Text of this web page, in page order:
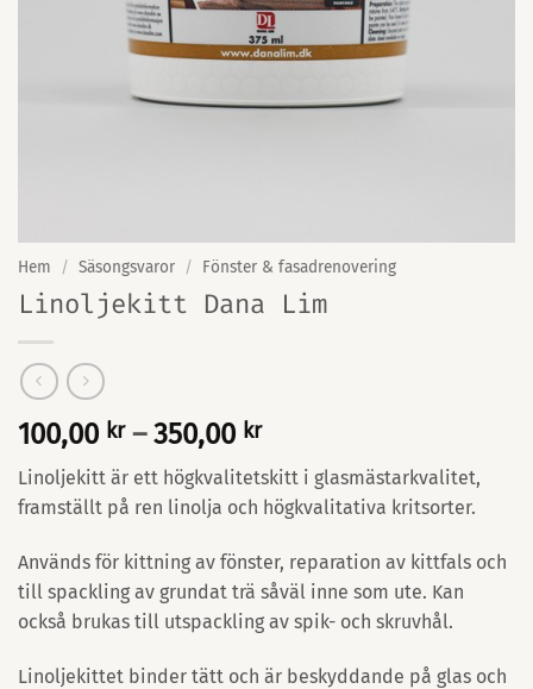
Hem / Säsongsvaror / Fönster & fasadrenovering
Linoljekitt Dana Lim
100,00 kr – 350,00 krPrisintervall:
100,00 kr
till
350,00 kr
Linoljekitt är ett högkvalitetskitt i glasmästarkvalitet,
framställt på ren linolja och högkvalitativa kritsorter.
Används för kittning av fönster, reparation av kittfals och
till spackling av grundat trä såväl inne som ute. Kan
också brukas till utspackling av spik- och skruvhål.
Linoljekittet binder tätt och är beskyddande på glas och